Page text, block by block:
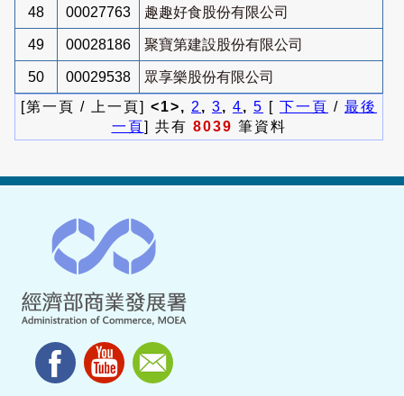
48 00027763 趣趣好食股份有限公司
49 00028186 聚寶第建設股份有限公司
50 00029538
眾享樂股份有限公司
[第一頁 / 上一頁] <1>, 2 , 3, 4, 5 [ 下一頁 / 最後
一頁] 共有 8039 筆資料